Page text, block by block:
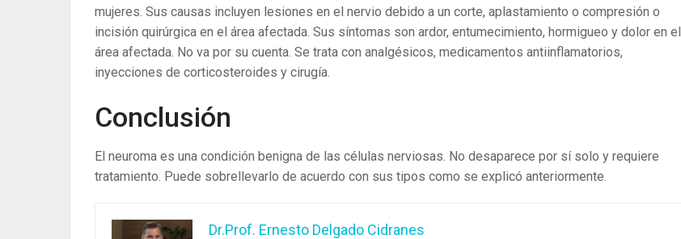
mujeres. Sus causas incluyen lesiones en el nervio debido a un corte, aplastamiento o compresión o
incisión quirúrgica en el área afectada. Sus síntomas son ardor, entumecimiento, hormigueo y dolor en el
área afectada. No va por su cuenta. Se trata con analgésicos, medicamentos antiinflamatorios,
inyecciones de corticosteroides y cirugía.
Conclusión
El neuroma es una condición benigna de las células nerviosas. No desaparece por sí solo y requiere
tratamiento. Puede sobrellevarlo de acuerdo con sus tipos como se explicó anteriormente.
Dr.Prof. Ernesto Delgado Cidranes